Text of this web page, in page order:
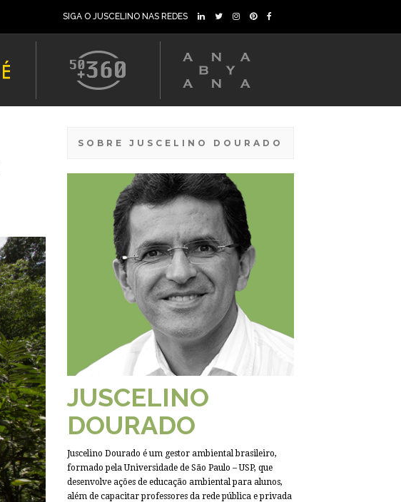
SIGA O JUSCELINO NAS REDES
SOBRE JUSCELINO DOURADO
JUSCELINO
DOURADO
Juscelino Dourado é um gestor ambiental brasileiro,
formado pela Universidade de São Paulo – USP, que
desenvolve ações de educação ambiental para alunos,
além de capacitar professores da rede pública e privada